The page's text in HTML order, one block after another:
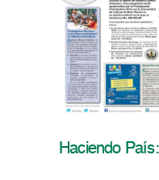
Haciendo